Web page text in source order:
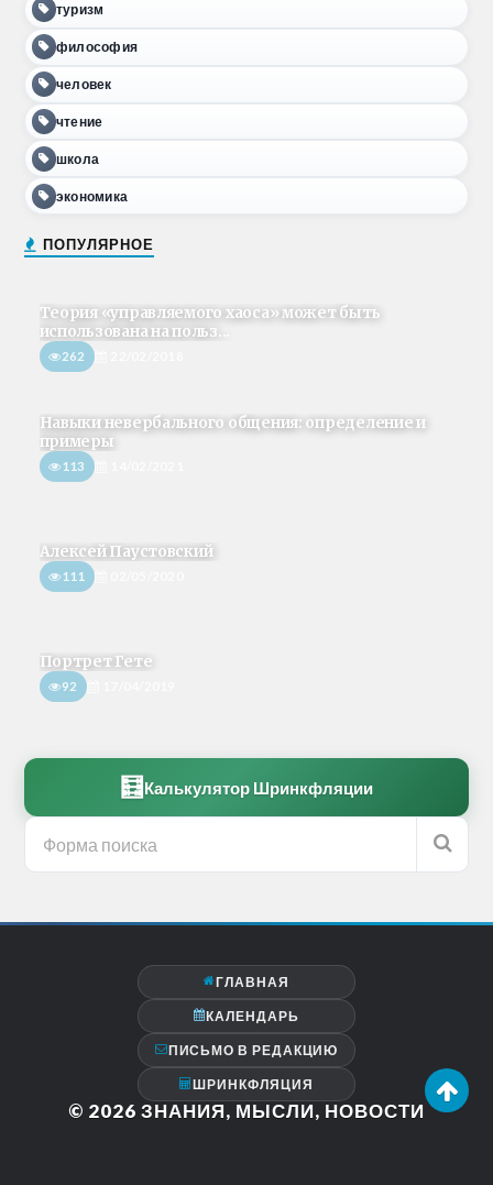
туризм
философия
человек
чтение
школа
экономика
ПОПУЛЯРНОЕ
Теория «управляемого хаоса» может быть
использована на польз...
262
Навыки невербального общения: определение и
примеры
113
Алексей Паустовский
111
Портрет Гете
92
🧮 Калькулятор Шринкфляции
ГЛАВНАЯ
КАЛЕНДАРЬ
ПИСЬМО В РЕДАКЦИЮ
ШРИНКФЛЯЦИЯ
© 2026 ЗНАНИЯ, МЫСЛИ, НОВОСТИ